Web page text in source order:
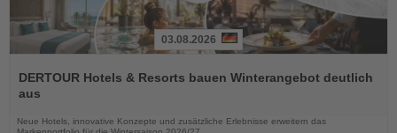
Sie
die
03.08.2026
DERTOUR Hotels & Resorts bauen Winterangebot deutlich
aus
Neue Hotels, innovative Konzepte und zusätzliche Erlebnisse erweitern das